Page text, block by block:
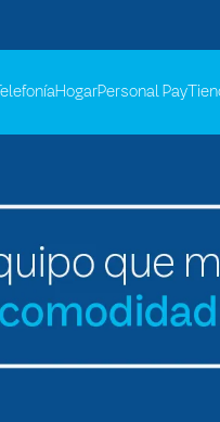
TelefoníaHogarPersonal Pay